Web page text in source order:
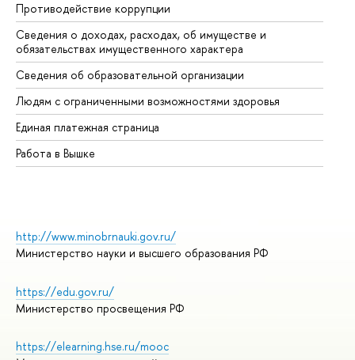
Противодействие коррупции
Сведения о доходах, расходах, об имуществе и
обязательствах имущественного характера
Сведения об образовательной организации
Людям с ограниченными возможностями здоровья
Единая платежная страница
Работа в Вышке
http://www.minobrnauki.gov.ru/
Министерство науки и высшего образования РФ
https://edu.gov.ru/
Министерство просвещения РФ
https://elearning.hse.ru/mooc